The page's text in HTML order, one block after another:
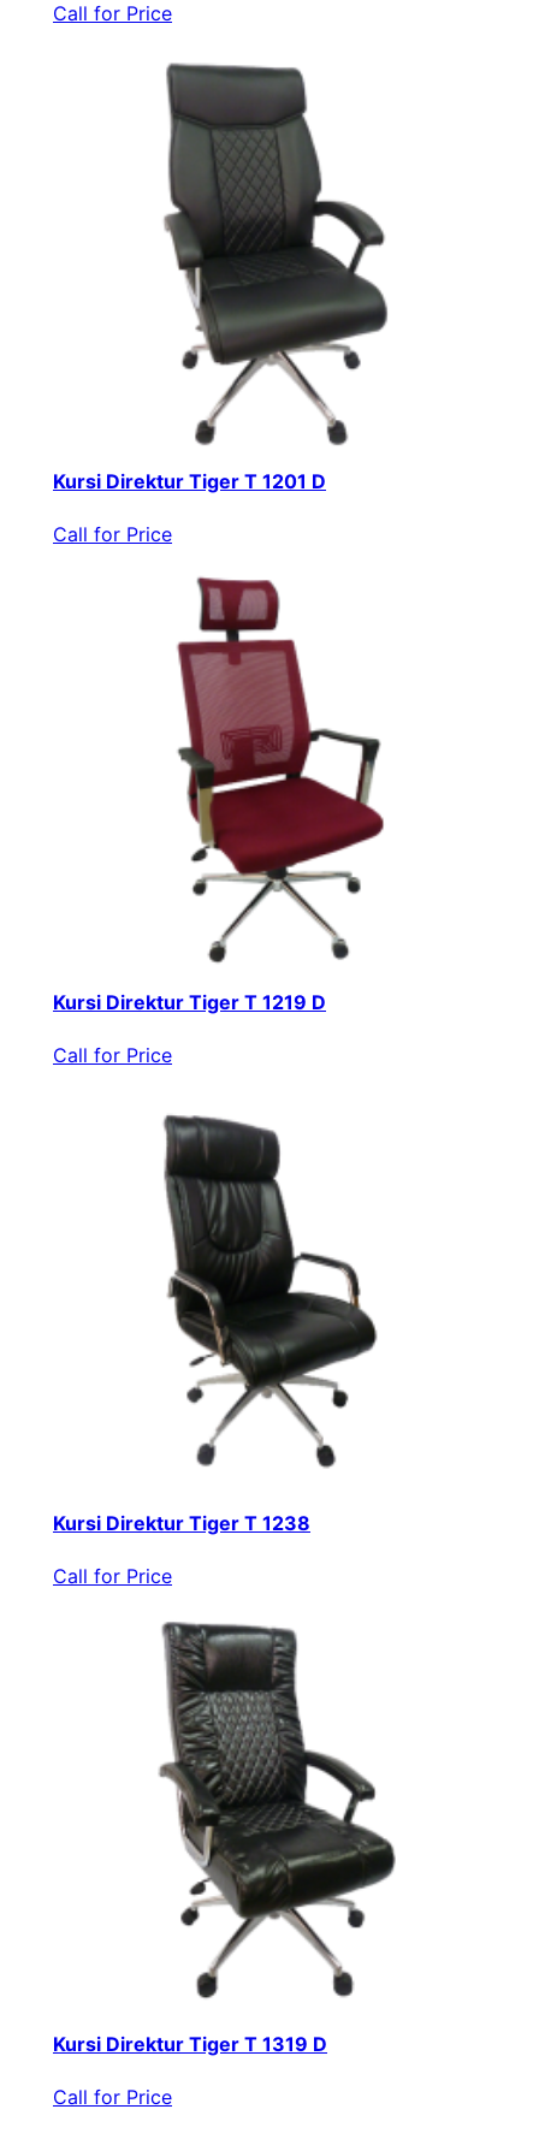
Call for Price
Kursi Direktur Tiger T 1201 D
Call for Price
Kursi Direktur Tiger T 1219 D
Call for Price
Kursi Direktur Tiger T 1238
Call for Price
Kursi Direktur Tiger T 1319 D
Call for Price